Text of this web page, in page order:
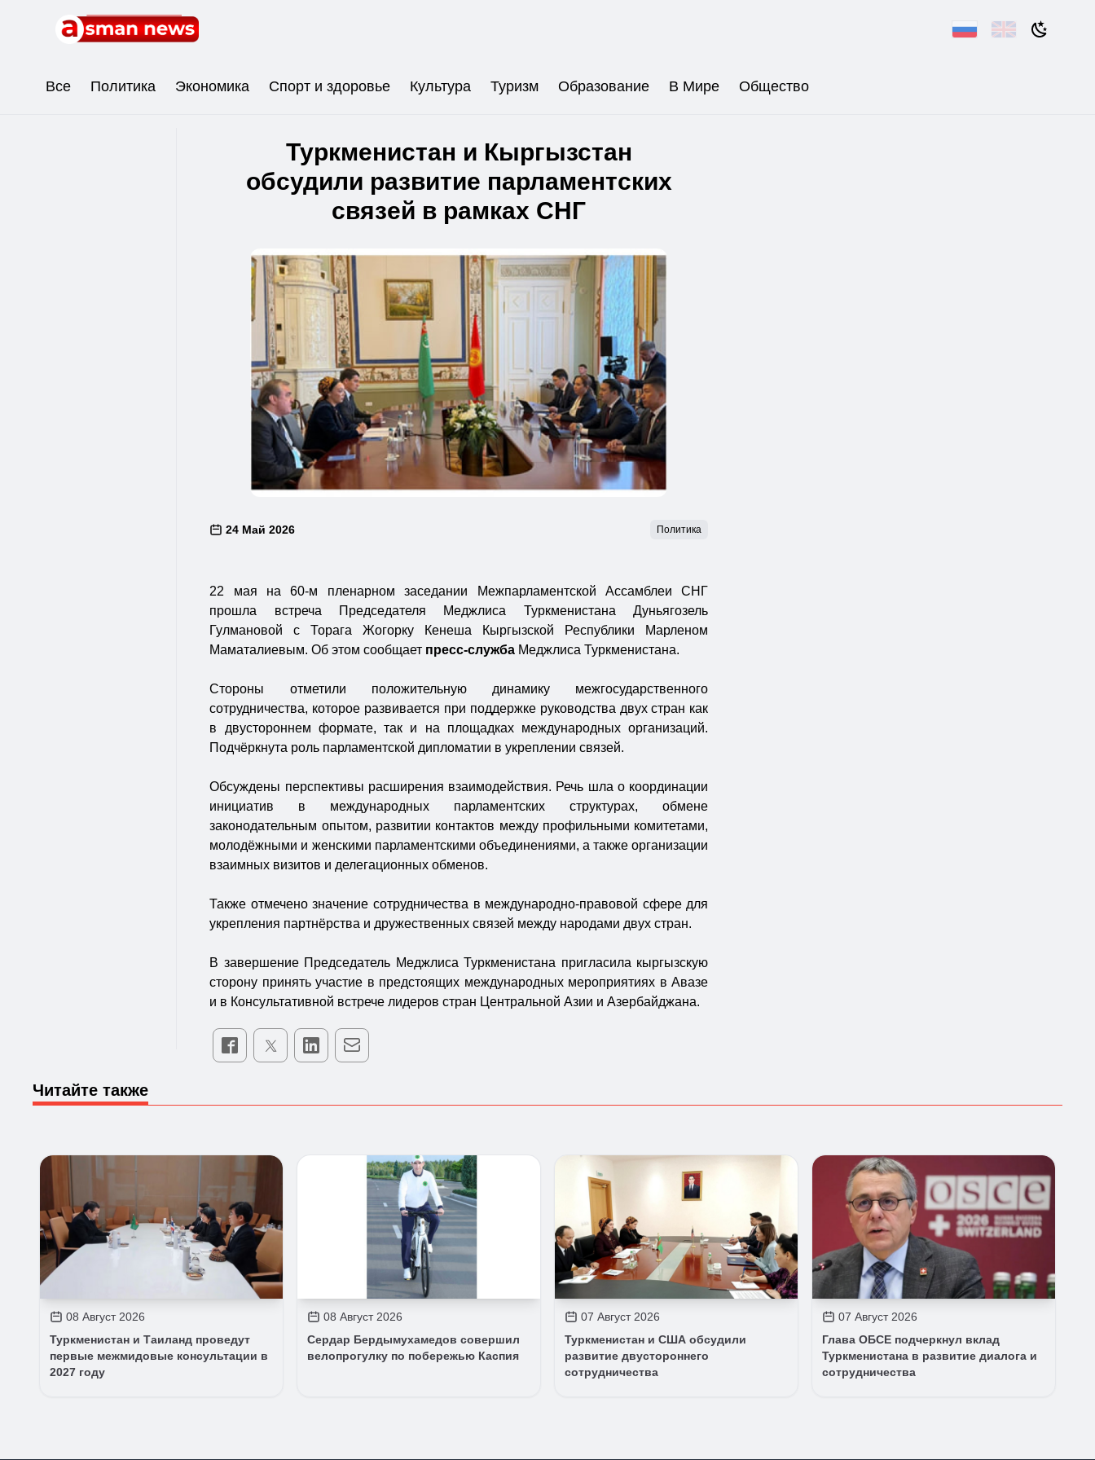
Все Политика Экономика Спорт и здоровье Культура Туризм Образование В Мире Общество
Туркменистан и Кыргызстан
обсудили развитие парламентских
связей в рамках СНГ
24 Май 2026 Политика
22 мая на 60-м пленарном заседании Межпарламентской Ассамблеи СНГ
прошла встреча Председателя Меджлиса Туркменистана Дуньягозель
Гулмановой с Торага Жогорку Кенеша Кыргызской Республики Марленом
Маматалиевым. Об этом сообщает пресс-служба Меджлиса Туркменистана.
Стороны отметили положительную динамику межгосударственного
сотрудничества, которое развивается при поддержке руководства двух стран как
в двустороннем формате, так и на площадках международных организаций.
Подчёркнута роль парламентской дипломатии в укреплении связей.
Обсуждены перспективы расширения взаимодействия. Речь шла о координации
инициатив в международных парламентских структурах, обмене
законодательным опытом, развитии контактов между профильными комитетами,
молодёжными и женскими парламентскими объединениями, а также организации
взаимных визитов и делегационных обменов.
Также отмечено значение сотрудничества в международно-правовой сфере для
укрепления партнёрства и дружественных связей между народами двух стран.
В завершение Председатель Меджлиса Туркменистана пригласила кыргызскую
сторону принять участие в предстоящих международных мероприятиях в Авазе
и в Консультативной встрече лидеров стран Центральной Азии и Азербайджана.
Читайте также
08 Август 2026
Туркменистан и Таиланд проведут
первые межмидовые консультации в
2027 году
08 Август 2026
Сердар Бердымухамедов совершил
велопрогулку по побережью Каспия
07 Август 2026
Туркменистан и США обсудили
развитие двустороннего
сотрудничества
07 Август 2026
Глава ОБСЕ подчеркнул вклад
Туркменистана в развитие диалога и
сотрудничества